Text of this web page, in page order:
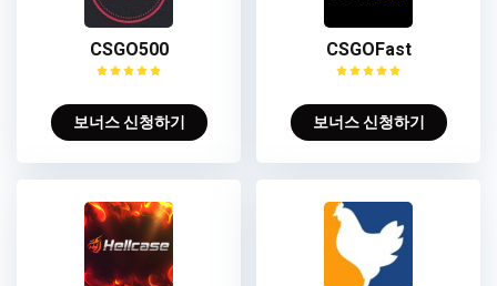
CSGO500
보너스 신청하기
CSGOFast
보너스 신청하기